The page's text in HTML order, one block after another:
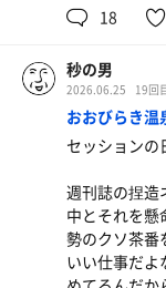
味噌つけ麺
小ライスも
アクエリ
てお着替え😊
ぉ〜🚙💨
本 日 の
時を忘れ過ぎ
次は絶対食べ
ながらも貸切
マイルドな水
まるで勝者の
勝者のサ飯は
まさにタカり
勝者むむむさ
この恩は自力
しかし夏競
そんな事を思
べるべく雨の
前回平打ち麺
やはり美味い
ザク玉トッピ
ョンコンプリ
腹パン状態で
♨️
18
秒の男
2026.06.25 19回
おおびらき温
セッションの
週刊誌の捏造
中とそれを懸
勢のクソ茶番
いい仕事だよ